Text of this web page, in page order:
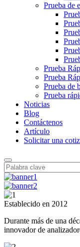
Prueba de
Prueba
Prueba
Prueba de
Prueba
Noticias
Blog
Contáctenos
Artículo
Solicitar una
Establecido en 2012
Durante más de una
innovador de